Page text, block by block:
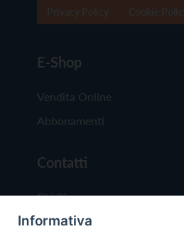
E-Shop
Vendita Online
Abbonamenti
Contatti
Chi Siamo
Redazione
Informativa